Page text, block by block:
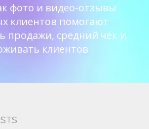
фото и видео-отзывы
клиентов помогают
продажи, средний чек и
клиентов